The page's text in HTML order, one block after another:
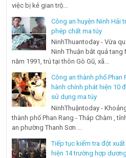
việc bị kẻ gian trộ...
Công an huyện Ninh Hải
phép chất ma túy
NinhThuantoday - Vừa
Ninh Thuận bắt quả tang
năm 1991, trú tại thôn Gò Gũ, xã...
Công an thành phố Phan
hành chính phát hiện 10
sử dụng ma túy
NinhThuậntoday -
thành phố Phan Rang - Tháp Chàm ,
an phường Thanh Sơn ...
Tiếp tục kiểm tra đột
hiện 14 trường hợp